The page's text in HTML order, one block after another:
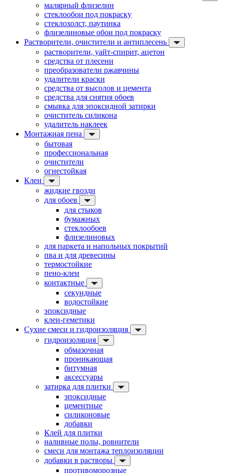
малярный флизелин
стеклообои под покраску
стеклохолст, паутинка
флизелиновые обои под покраску
Растворители, очистители и антиплесень
растворители, уайт-спирит, ацетон
средства от плесени
преобразователи ржавчины
удалители краски
средства от высолов и цемента
средства для снятия обоев
смывка для эпоксидной затирки
очиститель силикона
удалитель наклеек
Монтажная пена
бытовая
профессиональная
очистители
огнестойкая
Клеи
жидкие гвозди
для обоев
для стыков
бумажных
стеклообоев
флизелиновых
для паркета и напольных покрытий
пва и для древесины
термостойкие
пено-клеи
контактные
секундные
водостойкие
эпоксидные
клеи-геметики
Сухие смеси и гидроизоляция
гидроизоляция
обмазочная
проникающая
битумная
аксессуары
затирка для плитки
эпоксидные
цементные
силиконовые
добавки
Клей для плитки
наливные полы, ровнители
смеси для монтажа теплоизоляции
добавки в растворы
противоморозные